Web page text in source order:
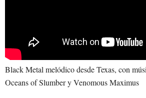
Black Metal melódico desde Texas, con
Oceans of Slumber y Venomous Maximus